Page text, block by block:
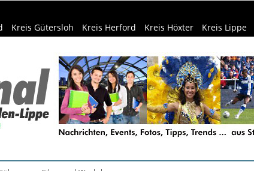
Kreis Gütersloh Kreis Herford Kreis Höxter Kreis Lippe